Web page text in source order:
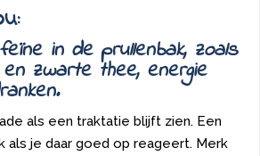
in de prullenbak, zoals
zwarte thee, energie
als een traktatie blijft zien. Een
als je daar goed op reageert. Merk